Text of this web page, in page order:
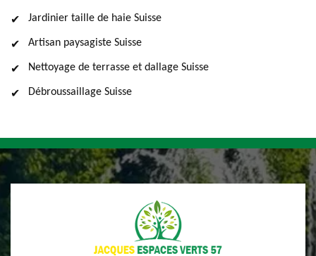
Jardinier taille de haie Suisse
Artisan paysagiste Suisse
Nettoyage de terrasse et dallage Suisse
Débroussaillage Suisse